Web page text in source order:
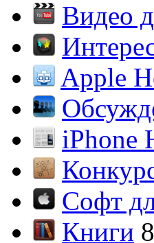
Видео
Apple
iPhone
Софт
Книги